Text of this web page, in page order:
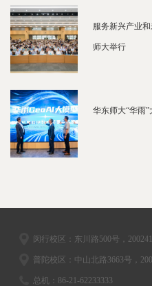
服务新兴产业
师大举行
华东师大“华雨
闵行校区：东川路500号，200241
普陀校区：中山北路3663号，
总机：86-21-62233333